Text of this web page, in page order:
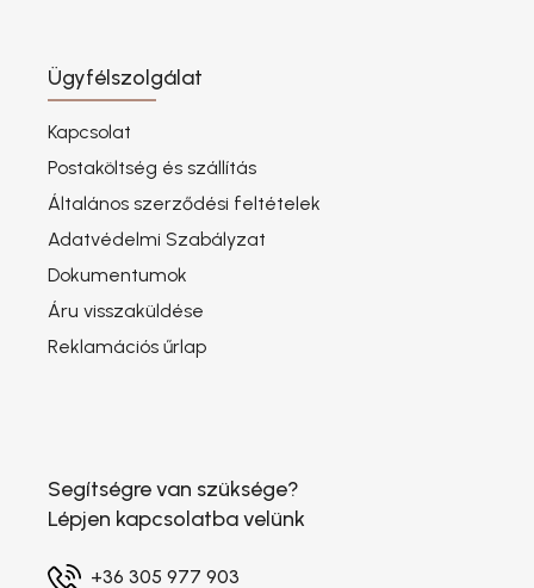
Ügyfélszolgálat
Kapcsolat
Postaköltség és szállítás
Általános szerződési feltételek
Adatvédelmi Szabályzat
Dokumentumok
Áru visszaküldése
Reklamációs űrlap
Segítségre van szüksége?
Lépjen kapcsolatba velünk
+36 305 977 903